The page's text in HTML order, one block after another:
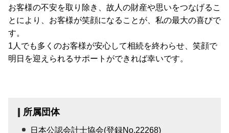
お客様の不安を取り除き、故人の財産や思いをつなげるこ
とにより、お客様が笑顔になることが、私の最大の喜びで
す。
1人でも多くのお客様が安心して相続を終わらせ、笑顔で
明日を迎えられるサポートができれば幸いです。
所属団体
日本公認会計士協会(登録No.22268)